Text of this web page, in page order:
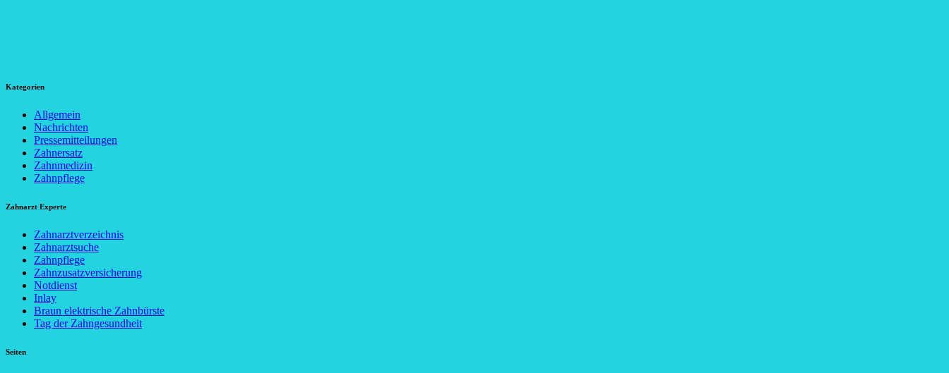
Kategorien
Allgemein
Nachrichten
Pressemitteilungen
Zahnersatz
Zahnmedizin
Zahnpflege
Zahnarzt Experte
Zahnarztverzeichnis
Zahnarztsuche
Zahnpflege
Zahnzusatzversicherung
Notdienst
Inlay
Braun elektrische Zahnbürste
Tag der Zahngesundheit
Seiten